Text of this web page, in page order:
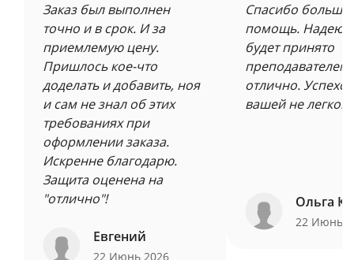
Заказ был выполнен
точно и в срок. И за
приемлемую цену.
Пришлось кое-что
доделать и добавить, ноя
и сам не знал об этих
требованиях при
оформлении заказа.
Искренне благодарю.
Защита оценена на
"отлично"!
Евгений
22 Июнь 2026
Спасибо
помощь.
будет принято
преподавателем
отлично.
вашей не легкой
Ольга
22 Июнь